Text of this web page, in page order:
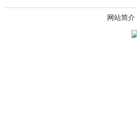
网站简介